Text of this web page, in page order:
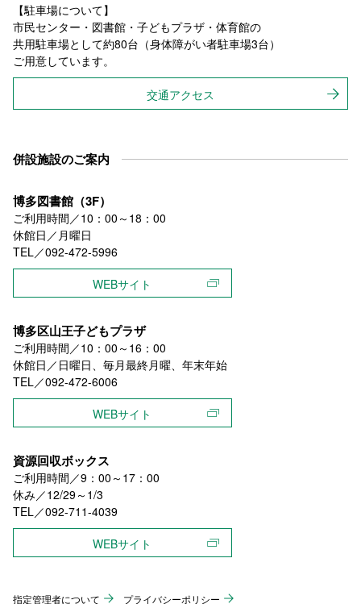
【駐車場について】
市民センター・図書館・子どもプラザ・体育館の
共用駐車場として約80台（身体障がい者駐車場3台）
ご用意しています。
交通アクセス
併設施設のご案内
博多図書館（3F）
ご利用時間／10：00～18：00
休館日／月曜日
TEL／092-472-5996
WEBサイト
博多区山王子どもプラザ
ご利用時間／10：00～16：00
休館日／日曜日、毎月最終月曜、年末年始
TEL／092-472-6006
WEBサイト
資源回収ボックス
ご利用時間／9：00～17：00
休み／12/29～1/3
TEL／092-711-4039
WEBサイト
指定管理者について プライバシーポリシー